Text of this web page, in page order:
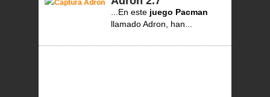
...En este juego Pacman
llamado Adron, han...